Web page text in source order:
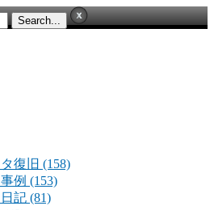
復旧 (158)
例 (153)
記 (81)